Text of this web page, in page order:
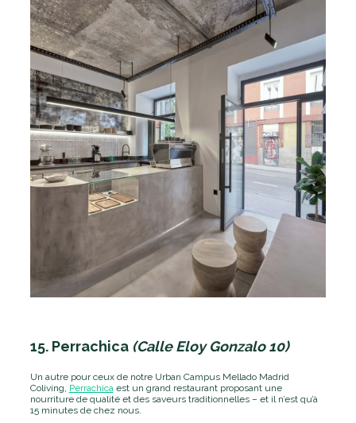
15. Perrachica (Calle Eloy Gonzalo 10)
Un autre pour ceux de notre Urban Campus Mellado Madrid
Coliving, Perrachica est un grand restaurant proposant une
nourriture de qualité et des saveurs traditionnelles – et il n’est qu’à
15 minutes de chez nous.